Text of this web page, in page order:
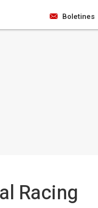
Boletines
Racing